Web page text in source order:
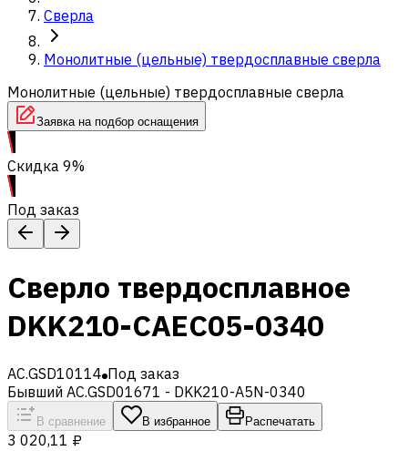
Сверла
Монолитные (цельные) твердосплавные сверла
Монолитные (цельные) твердосплавные сверла
Заявка на подбор оснащения
Скидка 9%
Под заказ
Сверло твердосплавное
DKK210-CAEC05-0340
AC.GSD10114 Под заказ
Бывший AC.GSD01671 - DKK210-A5N-0340
В сравнение В избранное Распечатать
3 020,11 ₽